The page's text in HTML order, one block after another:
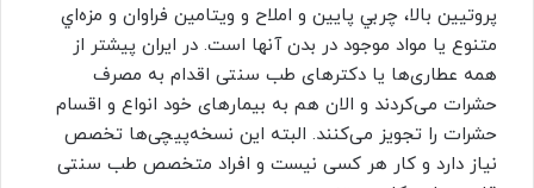
پروتيين بالا، چربي پايين و املاح و ويتامين فراوان و مزه‌اي
متنوع یا مواد موجود در بدن آنها است. در ایران پیشتر از
همه عطاری‌ها یا دکترهای طب سنتی اقدام به مصرف
حشرات می‌کردند و الان هم به بیمارهای خود انواع و اقسام
حشرات را تجویز می‌کنند. البته این نسخه‌پیچی‌ها تخصص
نیاز دارد و کار هر کسی نیست و افراد متخصص طب سنتی